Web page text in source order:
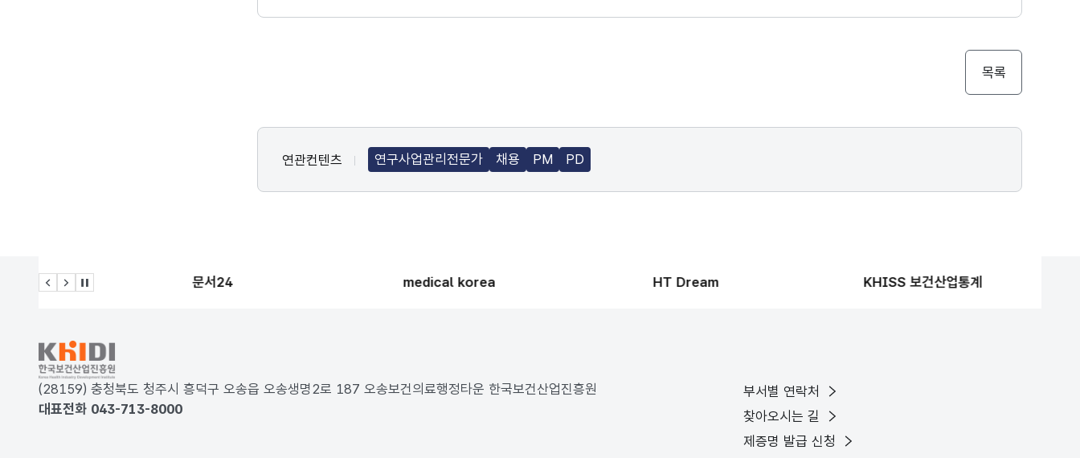
목록
연관컨텐츠 연구사업관리전문가 채용 PM PD
이전 슬라이드
다음 슬라이드
관련사이트 자동재생 멈춤
문서24 medical korea HT Dream KHISS 보건산업통계
KRDS - Korea Design System
(28159) 충청북도 청주시 흥덕구 오송읍 오송생명2로 187 오송보건의료행정타운 한국보건산업진흥원
대표전화 043-713-8000
부서별 연락처
찾아오시는 길
제증명 발급 신청